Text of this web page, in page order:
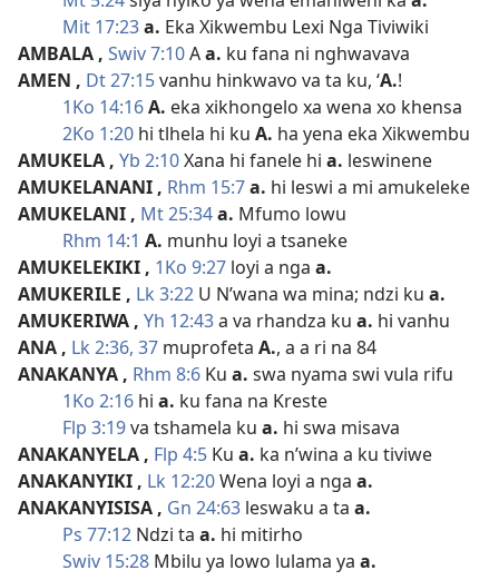
Mit 17:23a. Eka Xikwembu Lexi Nga Tiviwiki
AMBALA , Swiv 7:10Aa. ku fana ni nghwavava
AMEN , Dt 27:15vanhu hinkwavo va ta ku, ‘A.!
1Ko 14:16A. eka xikhongelo xa wena xo khensa
2Ko 1:20 hi tlhela hi ku A. ha yena eka Xikwembu
AMUKELA , Yb 2:10Xana hi fanele hi a. leswinene
AMUKELANANI , Rhm 15:7a. hi leswi a mi amukeleke
AMUKELANI , Mt 25:34a. Mfumo lowu
Rhm 14:1 A. munhu loyi a tsaneke
AMUKELEKIKI , 1Ko 9:27 loyi a nga a.
AMUKERILE , Lk 3:22 U N’wana wa mina; ndzi ku a.
AMUKERIWA , Yh 12:43a va rhandza ku a. hi vanhu
ANA , Lk 2:36, 37 muprofeta A., a a ri na 84
ANAKANYA , Rhm 8:6 Ku a. swa nyama swi vula rifu
1Ko 2:16 hi a. ku fana na Kreste
Flp 3:19va tshamela ku a. hi swa misava
ANAKANYELA , Flp 4:5 Ku a. ka n’wina a ku tiviwe
ANAKANYIKI , Lk 12:20Wena loyi a nga a.
ANAKANYISISA , Gn 24:63 leswaku a ta a.
Ps 77:12 Ndzi ta a. hi mitirho
Swiv 15:28 Mbilu ya lowo lulama ya a.